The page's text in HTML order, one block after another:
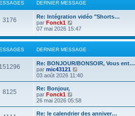
n
i
e
m
e
s
s
g
e
e
r
n
i
e
r
e
s
s
a
e
DERNIER MESSAGE
3176
Re: Intégration vidéo "Shorts…
par Fonck1
o
r
e
d
e
r
n
i
m
e
s
07 mai 2026 15:47
DERNIER MESSAGE
151296
Re: BONJOUR/BONSOIR, Vous ent…
par mic43121
o
i
e
03 août 2026 11:40
8125
Re: Bonjour,
par Fonck1
o
i
r
26 mai 2026 05:58
Re: le calendrier des anniver…